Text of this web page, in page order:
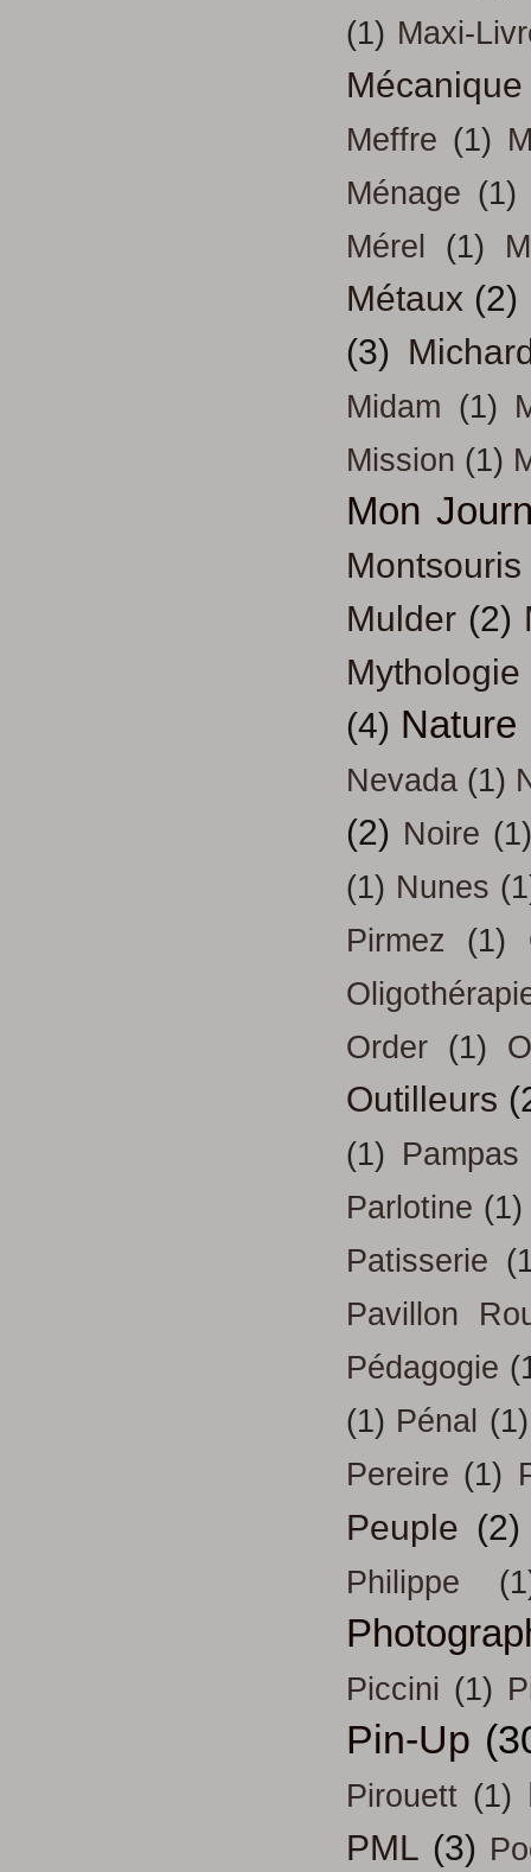
(1) Maxi-
Mécanique
Meffre (1)
Ménage (1)
Mérel
(1)
Métaux (2)
(3)
Midam (1)
Mission (1)
Mon
Montsouris
Mulder (2)
Mythologie
(4) Nature
Nevada (1)
(2) Noire
(1) Nunes
Pirmez
(1)
Order (1)
Outilleurs
(1) Pampas
Parlotine (1)
Patisserie
Pavillon
Pédagogie
(1) Pénal (1)
Pereire (1)
Peuple (2)
Philippe
Piccini (1)
Pin-Up
Pirouett (1)
PML (3)